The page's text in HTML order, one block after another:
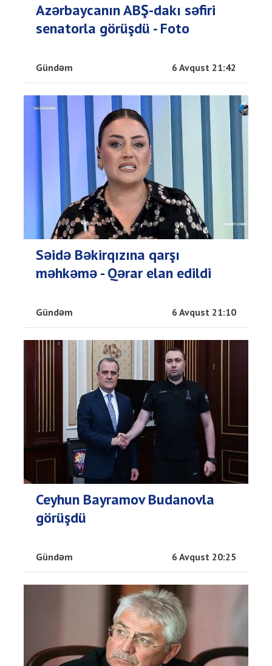
Azərbaycanın ABŞ-dakı səfiri
senatorla görüşdü - Foto
Gündəm 6 Avqust 21:42
Səidə Bəkirqızına qarşı
məhkəmə - Qərar elan edildi
Gündəm 6 Avqust 21:10
Ceyhun Bayramov Budanovla
görüşdü
Gündəm 6 Avqust 20:25